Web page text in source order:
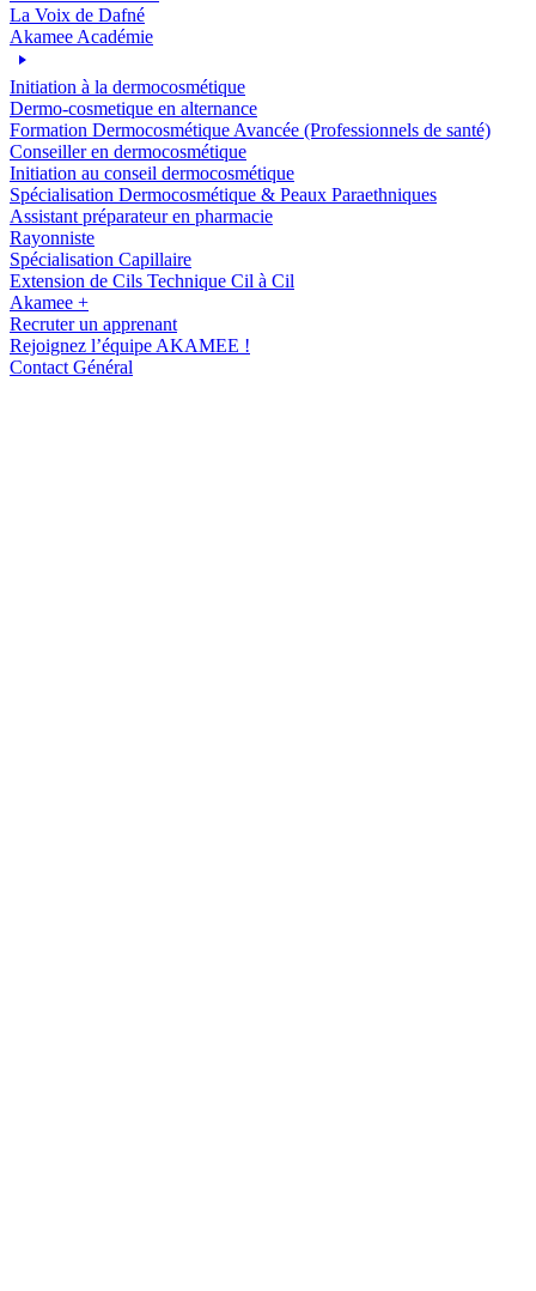
La Voix de Dafné
Akamee Académie
Initiation à la dermocosmétique
Dermo-cosmetique en alternance
Formation Dermocosmétique Avancée (Professionnels de santé)
Conseiller en dermocosmétique
Initiation au conseil dermocosmétique
Spécialisation Dermocosmétique & Peaux Paraethniques
Assistant préparateur en pharmacie
Rayonniste
Spécialisation Capillaire
Extension de Cils Technique Cil à Cil
Akamee +
Recruter un apprenant
Rejoignez l’équipe AKAMEE !
Contact Général